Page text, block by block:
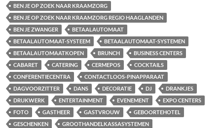
BEN JE OP ZOEK NAAR KRAAMZORG
BEN JE OP ZOEK NAAR KRAAMZORG REGIO HAAGLANDEN
BEN JE ZWANGER
BETAALAUTOMAAT
BETAALAUTOMAAT-SYSTEEM
BETAALAUTOMAAT-SYSTEMEN
BETAALAUTOMAATKOPEN
BRUNCH
BUSINESS CENTERS
CABARET
CATERING CERMEPOS
COCKTAILS
CONFERENTIECENTRA
CONTACTLOOS-PINAPPARAAT
DAGVOORZITTER
DANS DECORATIE DJ
DRANKJES
DRUKWERK
ENTERTAINMENT EVENEMENT
EXPO CENTERS
FOTO
GASTHEER GASTVROUW
GEBOORTEHOTEL
GESCHENKEN
GROOTHANDELKASSASYSTEMEN